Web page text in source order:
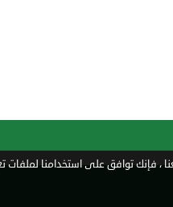
فإنك توافق على استخدامنا لملفات